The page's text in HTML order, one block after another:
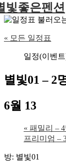
빛좋은펜션
« 모든 일정표
일정(이벤
별빛01 – 2
6월 13
« 패밀리 –
프리미엄 –
방: 별빛01